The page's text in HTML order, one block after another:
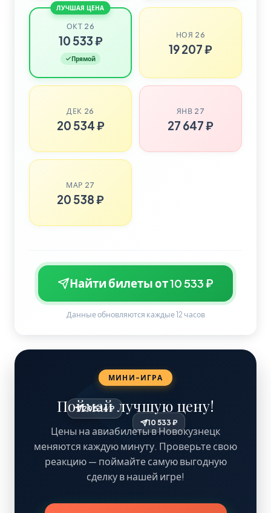
ЛУЧШАЯ ЦЕНА
ОКТ 26
10 533 ₽
Прямой
НОЯ 26
19 207 ₽
ДЕК 26
20 534 ₽
ЯНВ 27
27 647 ₽
МАР 27
20 538 ₽
Найти билеты от 10 533 ₽
Данные обновляются каждые 12 часов
20 534 ₽
МИНИ-ИГРА
Поймай лучшую цену!
Цены на авиабилеты в Новокузнецк
меняются каждую минуту. Проверьте свою
реакцию — поймайте самую выгодную
сделку в нашей игре!